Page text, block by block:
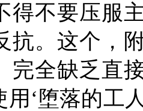
得不要压服
抗。这个，
完全缺乏直
‘堕落的工